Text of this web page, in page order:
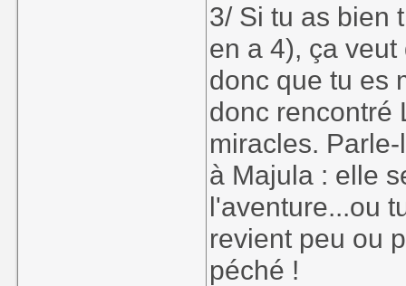
3/ Si tu as bien
en a 4), ça
donc que tu es
donc rencontré
miracles.
à Majula : elle
l'aventure...ou
revient peu ou
péché !